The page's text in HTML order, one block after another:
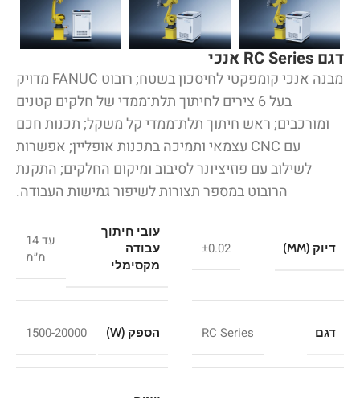
דגם RC Series אנכי
מבנה אנכי קומפקטי לחיסכון בשטח; רובוט FANUC מדויק
בעל 6 צירים לחיתוך תלת־ממדי של חלקים קטנים
ומורכבים; ראש חיתוך תלת־ממדי קל משקל; תכנות חכם
עם CNC עצמאי ותמיכה בתכנות אופליין; אפשרות
לשילוב עם פוזיציונר לסיבוב ומיקום החלקים; התקנת
הרובוט במספר תצורות לשיפור גמישות העבודה.
דיוק (MM) ±0.02
עובי חיתוך
עבודה
מקסימלי
עד 14
מ״מ
דגם RC Series הספק (W) 1500-20000